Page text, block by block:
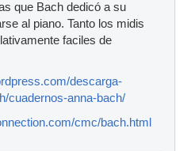
que Bach dedicó a su
al piano. Tanto los midis
faciles de
descarga-
cuadernos-anna-bach/
cmc/bach.html